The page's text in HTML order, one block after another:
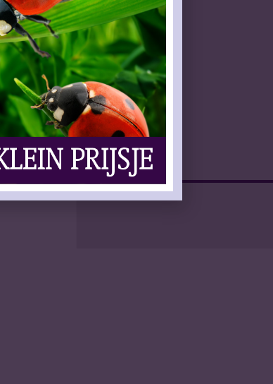
mode-
en
Facebook